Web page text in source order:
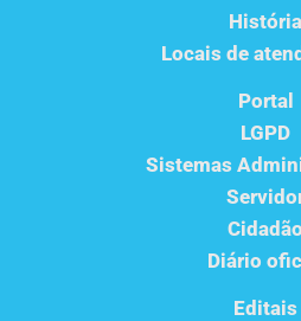
História
Locais de
Portal
LGPD
Sistemas
Cidadão
Diário
Editais